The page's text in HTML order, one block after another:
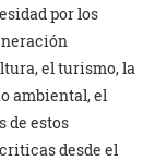
por los
el turismo, la
ambiental, el
de estos
desde el